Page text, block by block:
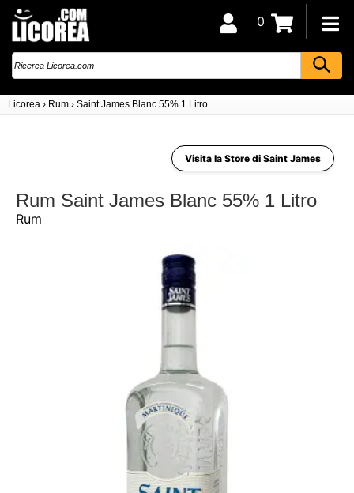
Licorea › Rum › Saint James Blanc 55% 1 Litro
0
Visita la Store di Saint James
Rum Saint James Blanc 55% 1 Litro
Rum